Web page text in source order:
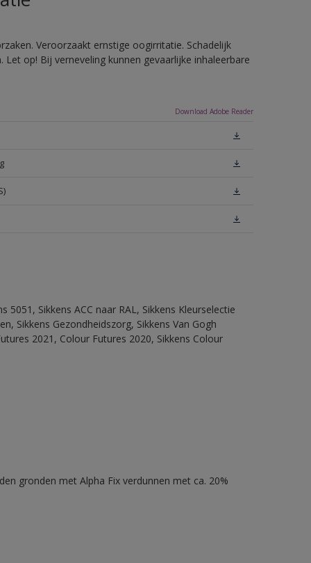
Veroorzaakt ernstige oogirritatie. Schadelijk
op! Bij verneveling kunnen gevaarlijke inhaleerbare
Download Adobe Reader
5051, Sikkens ACC naar RAL, Sikkens Kleurselectie
Sikkens Gezondheidszorg, Sikkens Van Gogh
2021, Colour Futures 2020, Sikkens Colour
gronden met Alpha Fix verdunnen met ca. 20%